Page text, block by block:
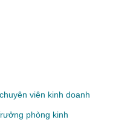
viên kinh doanh
phòng kinh